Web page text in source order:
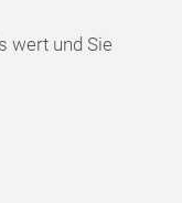
wert und Sie